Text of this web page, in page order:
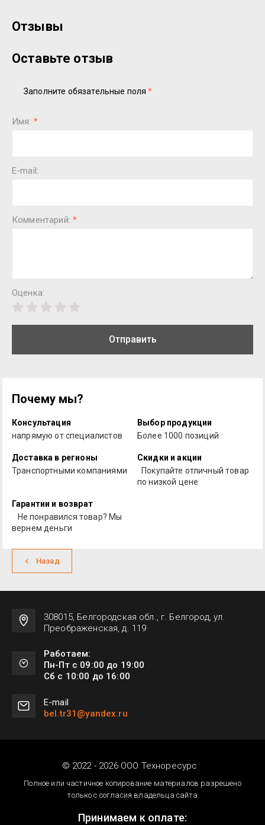
Отзывы
Оставьте отзыв
Заполните обязательные поля*
Имя: *
E-mail:
Комментарий:*
Оценка:
Отправить
Почему мы?
Консультация
напрямую от специалистов
Выбор продукции
Более 1000 позиций
Доставка в регионы
Транспортными компаниями
Скидки и акции
Покупайте отличный товар
по низкой цене
Гарантии и возврат
Не понравился товар? Мы
вернем деньги
Назад
308015, Белгородская обл., г. Белгород, ул.
Преображенская, д. 119
Работаем:
Пн-Пт с 09:00 до 19:00
Сб с 10:00 до 16:00
Е-mail
bel.tr31@yandex.ru
© 2022 - 2026 ООО Техноресурс
Полное или частичное копирование материалов разрешено
только с согласия владельца сайта
Принимаем к оплате: